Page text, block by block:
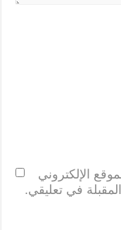
الإلكتروني
في تعليقي.